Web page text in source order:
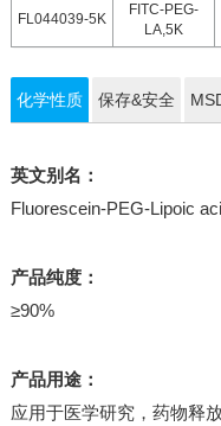
FL044039-5K
FITC-PEG-
LA,5K
化学性质 保存&安全
英文别名：
Fluorescein-PEG-Lipoic
产品纯度：
≥90%
产品用途：
应用于医学研究，药物释